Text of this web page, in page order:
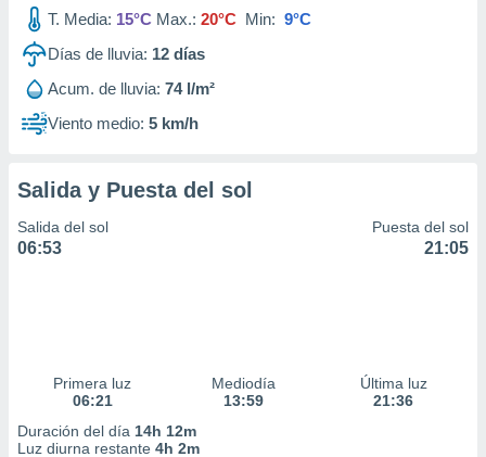
T. Media: 15°C Max.: 20°C Min: 9°C
Días de lluvia: 12 días
Acum. de lluvia: 74 l/m²
Viento medio: 5 km/h
Salida y Puesta del sol
Salida del sol
06:53
Puesta del sol
21:05
Primera luz
06:21
Mediodía
13:59
Última luz
21:36
Duración del día 14h 12m
Luz diurna restante 4h 2m